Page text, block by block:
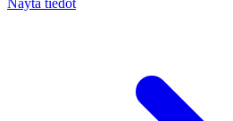
Näytä tiedot